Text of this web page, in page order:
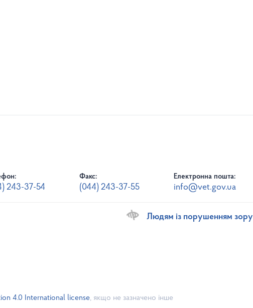
243-37-54
Факс:
(044) 243-37-55
Електронна пошта:
info@vet.gov.ua
Людям із порушенням зору
4.0 International license, якщо не зазначено інше